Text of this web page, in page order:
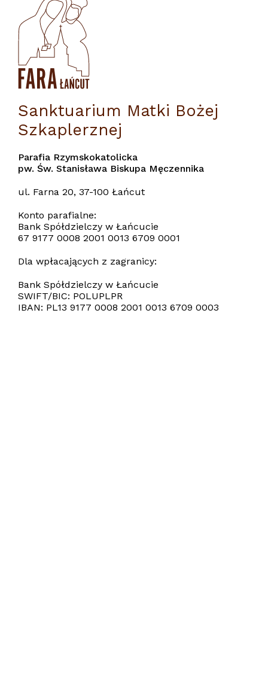
Sanktuarium Matki Bożej
Szkaplerznej
Parafia Rzymskokatolicka
pw. Św. Stanisława Biskupa Męczennika
ul. Farna 20, 37-100 Łańcut
Konto parafialne:
Bank Spółdzielczy w Łańcucie
67 9177 0008 2001 0013 6709 0001
Dla wpłacających z zagranicy:
Bank Spółdzielczy w Łańcucie
SWIFT/BIC: POLUPLPR
IBAN: PL13 9177 0008 2001 0013 6709 0003